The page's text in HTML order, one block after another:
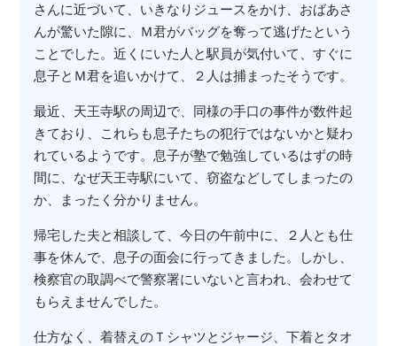
さんに近づいて、いきなりジュースをかけ、おばあさ
んが驚いた隙に、Ｍ君がバッグを奪って逃げたという
ことでした。近くにいた人と駅員が気付いて、すぐに
息子とＭ君を追いかけて、２人は捕まったそうです。
最近、天王寺駅の周辺で、同様の手口の事件が数件起
きており、これらも息子たちの犯行ではないかと疑わ
れているようです。息子が塾で勉強しているはずの時
間に、なぜ天王寺駅にいて、窃盗などしてしまったの
か、まったく分かりません。
帰宅した夫と相談して、今日の午前中に、２人とも仕
事を休んで、息子の面会に行ってきました。しかし、
検察官の取調べで警察署にいないと言われ、会わせて
もらえませんでした。
仕方なく、着替えのＴシャツとジャージ、下着とタオ